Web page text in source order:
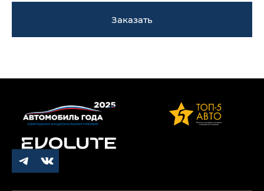
Заказать